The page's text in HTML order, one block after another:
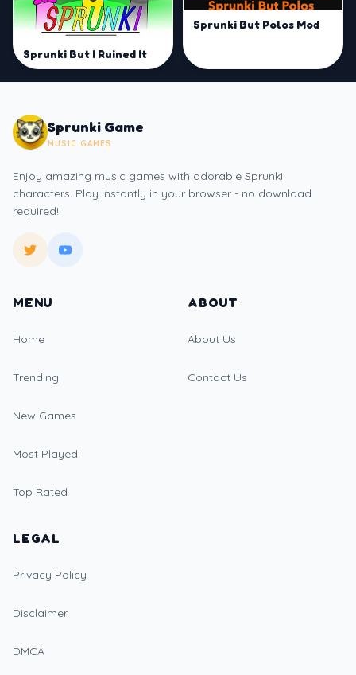
Sprunki But I Ruined It
Sprunki But Polos Mod
Sprunki Game
MUSIC GAMES
Enjoy amazing music games with adorable Sprunki
characters. Play instantly in your browser - no download
required!
MENU
Home
Trending
New Games
Most Played
Top Rated
ABOUT
About Us
Contact Us
LEGAL
Privacy Policy
Disclaimer
DMCA